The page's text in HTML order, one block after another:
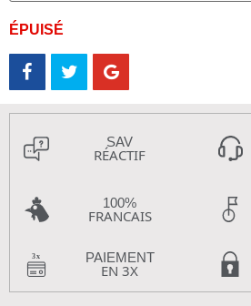
ÉPUISÉ
SAV
RÉACTIF
100%
FRANCAIS
PAIEMENT
EN 3X